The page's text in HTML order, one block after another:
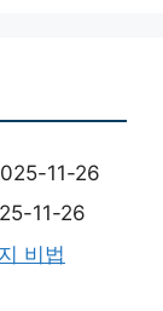
11-26
11-26
비법